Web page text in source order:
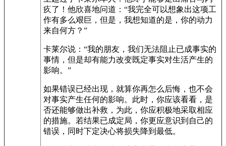
疚了！他欣喜地问道：“我完全可以想象出这项工
作有多么艰巨，但是，我想知道的是，你的动力
来自何方？”
卡莱尔说：“我的朋友，我们无法阻止已成事实的
事情，但是却有能力改变既定事实对生活产生的
影响。”
如果错误已经出现，就算你再怎么后悔，也不会
对事实产生任何的影响。此时，你应该看看，是
否还能够做出补救，为此，你应积极地采取相应
的措施。若结果已成定局，你更应意识到自己的
错误，同时下定决心将损失降到最低。